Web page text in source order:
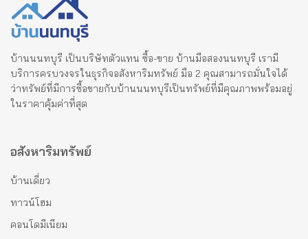
บ้านนนทบุรี เป็นบริษัทตัวแทน ซื้อ-ขาย บ้านมือสองนนทบุรี เรามี
บริการครบวงจรในธุรกิจอสังหาริมทรัพย์ มือ 2 คุณสามารถมั่นใจได้
ว่าทรัพย์ที่มีการซื้อขายกับบ้านนนทบุรีเป็นทรัพย์ที่มีคุณภาพพร้อมอยู่
ในราคาคุ้มค่าที่สุด
อสังหาริมทรัพย์
บ้านเดี่ยว
ทาวน์โฮม
คอนโดมีเนียม